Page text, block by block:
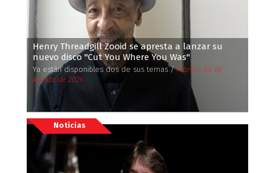
Henry Threadgill Zooid se apresta a lanzar su
nuevo disco ''Cut You Where You Was''
Ya están disponibles dos de sus temas /Martes, 04 de
Agosto de 2026
Noticias